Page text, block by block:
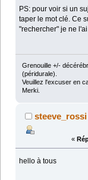
PS: pour voir si un
taper le mot clé. Ce
"rechercher" je ne
Grenouille +/-
(péridurale).
Veuillez l'excuser en
Merki.
steeve_rossi
«
hello à tous